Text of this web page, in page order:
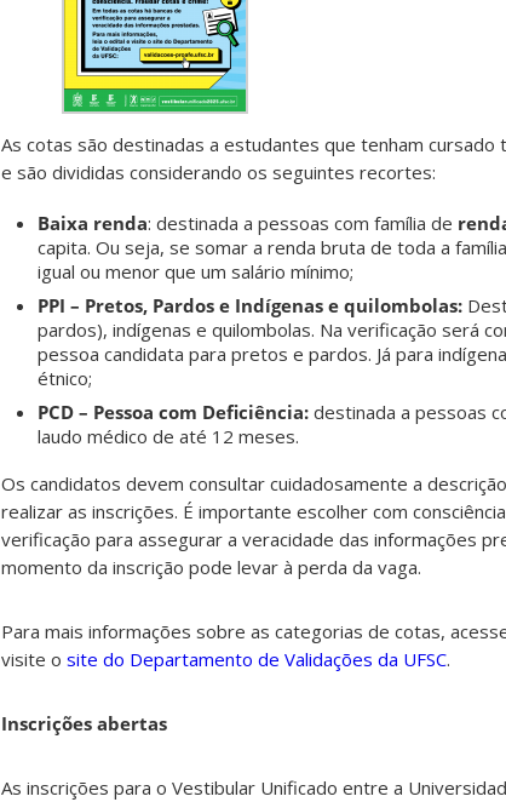
As cotas são destinadas a estudantes que tenham
e são divididas considerando os seguintes recortes:
Baixa renda: destinada a pessoas com família de
capita. Ou seja, se somar a renda bruta de toda a
igual ou menor que um salário mínimo;
PPI – Pretos, Pardos e Indígenas e quilombolas:
pardos), indígenas e quilombolas. Na verificação será
pessoa candidata para pretos e pardos. Já para
étnico;
PCD – Pessoa com Deficiência: destinada a pessoas
laudo médico de até 12 meses.
Os candidatos devem consultar cuidadosamente a
realizar as inscrições. É importante escolher com
verificação para assegurar a veracidade das informações
momento da inscrição pode levar à perda da vaga.
Para mais informações sobre as categorias de cotas,
visite o site do Departamento de Validações da UFSC.
Inscrições abertas
As inscrições para o Vestibular Unificado entre a